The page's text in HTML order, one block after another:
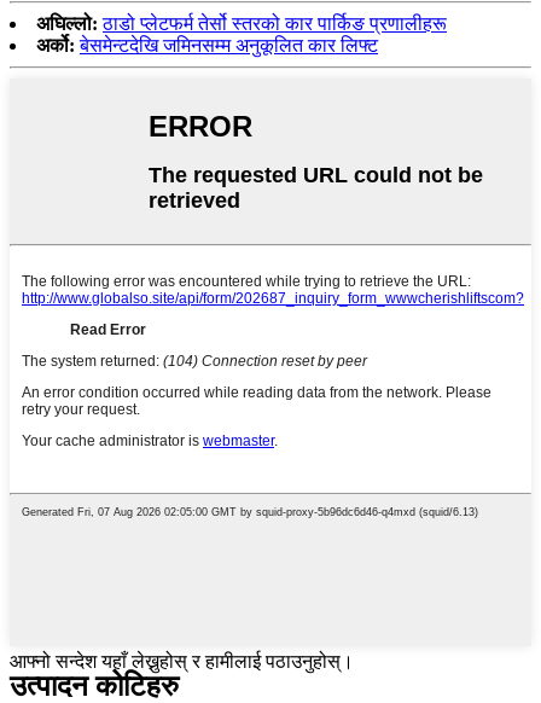
अघिल्लो: ठाडो प्लेटफर्म तेर्सो स्तरको कार पार्किङ प्रणालीहरू
अर्को: बेसमेन्टदेखि जमिनसम्म अनुकूलित कार लिफ्ट
आफ्नो सन्देश यहाँ लेख्नुहोस् र हामीलाई पठाउनुहोस्।
उत्पादन कोटिहरु